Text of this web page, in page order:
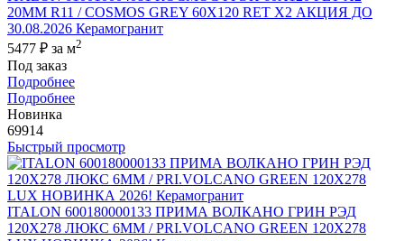
20MM R11 / COSMOS GREY 60X120 RET X2 АКЦИЯ ДО
30.08.2026 Керамогранит
5477 ₽ за м2
Под заказ
Подробнее
Подробнее
Новинка
69914
Быстрый просмотр
ITALON 600180000133 ПРИМА ВОЛКАНО ГРИН РЭД
120X278 ЛЮКС 6ММ / PRI.VOLCANO GREEN 120X278